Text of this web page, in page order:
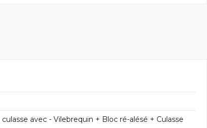
avec - Vilebrequin + Bloc ré-alésé + Culasse